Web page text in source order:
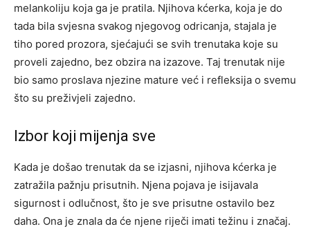
melankoliju koja ga je pratila. Njihova kćerka, koja je do
tada bila svjesna svakog njegovog odricanja, stajala je
tiho pored prozora, sjećajući se svih trenutaka koje su
proveli zajedno, bez obzira na izazove. Taj trenutak nije
bio samo proslava njezine mature već i refleksija o svemu
što su preživjeli zajedno.
Izbor koji mijenja sve
Kada je došao trenutak da se izjasni, njihova kćerka je
zatražila pažnju prisutnih. Njena pojava je isijavala
sigurnost i odlučnost, što je sve prisutne ostavilo bez
daha. Ona je znala da će njene riječi imati težinu i značaj.